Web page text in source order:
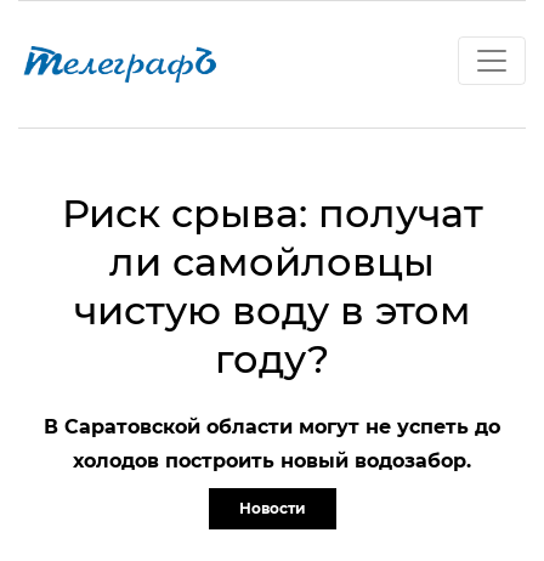
Риск срыва: получат
ли самойловцы
чистую воду в этом
году?
В Саратовской области могут не успеть до
холодов построить новый водозабор.
Новости